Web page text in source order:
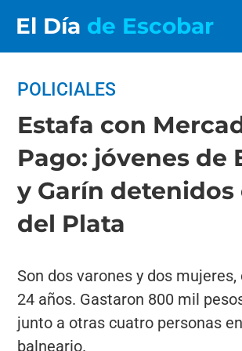
El Día de Escobar
POLICIALES
Estafa con
Pago: jóvenes de
y Garín detenidos
del Plata
Son dos varones y dos
24 años. Gastaron 800 mil
junto a otras cuatro personas
balneario.